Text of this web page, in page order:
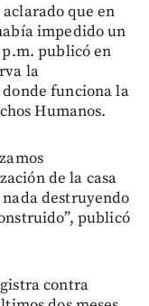
que en
impedido un
p.m. publicó en
la
funciona la
Humanos.
de la casa
destruyendo
publicó
contra